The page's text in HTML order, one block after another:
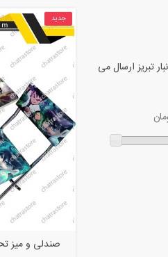
تبریز ارسال می
جدید
صندلی و میز